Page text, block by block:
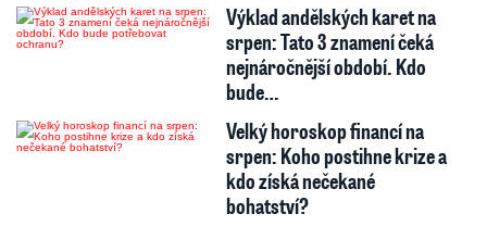
Výklad andělských karet na
srpen: Tato 3 znamení čeká
nejnáročnější období. Kdo
bude…
Velký horoskop financí na
srpen: Koho postihne krize a
kdo získá nečekané
bohatství?